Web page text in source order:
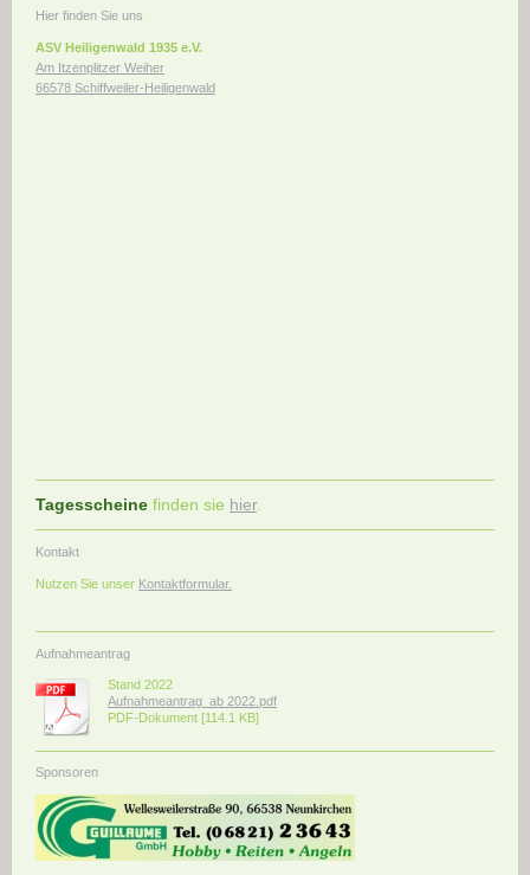
Hier finden Sie uns
ASV Heiligenwald 1935 e.V.
Am Itzenplitzer Weiher
66578 Schiffweiler-Heiligenwald
Tagesscheine finden sie hier.
Kontakt
Nutzen Sie unser Kontaktformular.
Aufnahmeantrag
Stand 2022
Aufnahmeantrag_ab 2022.pdf
PDF-Dokument [114.1 KB]
Sponsoren